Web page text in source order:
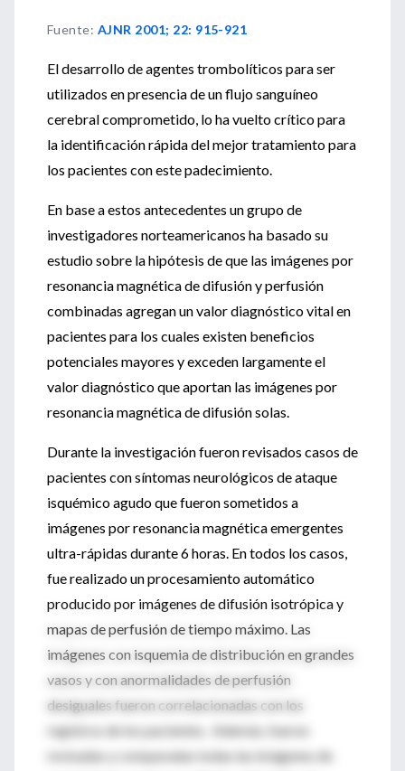
Fuente: AJNR 2001; 22: 915-921
El desarrollo de agentes trombolíticos para ser
utilizados en presencia de un flujo sanguíneo
cerebral comprometido, lo ha vuelto crítico para
la identificación rápida del mejor tratamiento para
los pacientes con este padecimiento.
En base a estos antecedentes un grupo de
investigadores norteamericanos ha basado su
estudio sobre la hipótesis de que las imágenes por
resonancia magnética de difusión y perfusión
combinadas agregan un valor diagnóstico vital en
pacientes para los cuales existen beneficios
potenciales mayores y exceden largamente el
valor diagnóstico que aportan las imágenes por
resonancia magnética de difusión solas.
Durante la investigación fueron revisados casos de
pacientes con síntomas neurológicos de ataque
isquémico agudo que fueron sometidos a
imágenes por resonancia magnética emergentes
ultra-rápidas durante 6 horas. En todos los casos,
fue realizado un procesamiento automático
producido por imágenes de difusión isotrópica y
mapas de perfusión de tiempo máximo. Las
imágenes con isquemia de distribución en grandes
vasos y con anormalidades de perfusión
desiguales fueron correlacionadas con los
registros de los pacientes. Además, fueron
revisadas y comparadas todas las imágenes de